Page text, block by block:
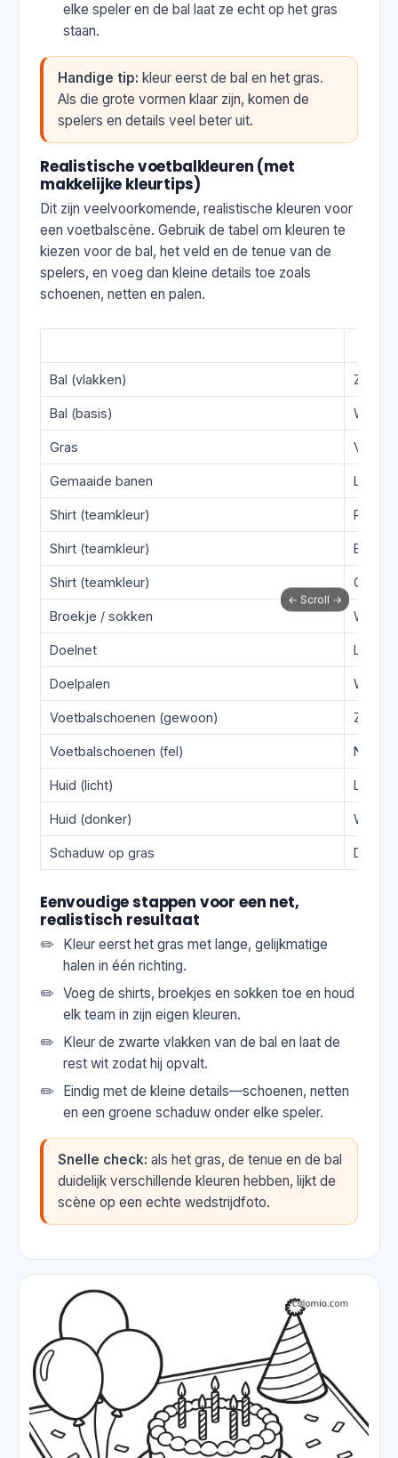
elke speler en de bal laat ze echt op het gras
staan.
Handige tip: kleur eerst de bal en het gras.
Als die grote vormen klaar zijn, komen de
spelers en details veel beter uit.
Realistische voetbalkleuren (met
makkelijke kleurtips)
Dit zijn veelvoorkomende, realistische kleuren voor
een voetbalscène. Gebruik de tabel om kleuren te
kiezen voor de bal, het veld en de tenue van de
spelers, en voeg dan kleine details toe zoals
schoenen, netten en palen.
Bal (vlakken) Zwart
Bal (basis) Wit
Gras
Gemaaide banen
Shirt (teamkleur) Rood
Shirt (teamkleur) Blauw
Shirt (teamkleur) Geel
Broekje / sokken Wit
Doelnet
Doelpalen Wit
Voetbalschoenen (gewoon) Zwart
Voetbalschoenen (fel)
Huid (licht)
Huid (donker)
Schaduw op gras
Eenvoudige stappen voor een net,
realistisch resultaat
Kleur eerst het gras met lange, gelijkmatige
halen in één richting.
Voeg de shirts, broekjes en sokken toe en houd
elk team in zijn eigen kleuren.
Kleur de zwarte vlakken van de bal en laat de
rest wit zodat hij opvalt.
Eindig met de kleine details—schoenen, netten
en een groene schaduw onder elke speler.
Snelle check: als het gras, de tenue en de bal
duidelijk verschillende kleuren hebben, lijkt de
scène op een echte wedstrijdfoto.